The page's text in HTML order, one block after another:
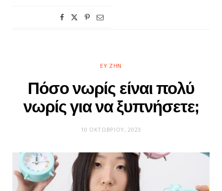
ΕΥ ΖΗΝ
Πόσο νωρίς είναι πολύ
νωρίς για να ξυπνήσετε;
10 ΟΚΤΩΒΡΊΟΥ, 2023